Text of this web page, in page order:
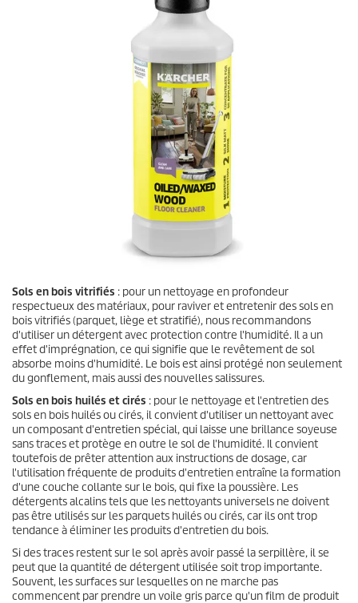
Sols en bois vitrifiés : pour un nettoyage en profondeur
respectueux des matériaux, pour raviver et entretenir des sols en
bois vitrifiés (parquet, liège et stratifié), nous recommandons
d'utiliser un détergent avec protection contre l'humidité. Il a un
effet d'imprégnation, ce qui signifie que le revêtement de sol
absorbe moins d'humidité. Le bois est ainsi protégé non seulement
du gonflement, mais aussi des nouvelles salissures.
Sols en bois huilés et cirés : pour le nettoyage et l'entretien des
sols en bois huilés ou cirés, il convient d'utiliser un nettoyant avec
un composant d'entretien spécial, qui laisse une brillance soyeuse
sans traces et protège en outre le sol de l'humidité. Il convient
toutefois de prêter attention aux instructions de dosage, car
l'utilisation fréquente de produits d'entretien entraîne la formation
d'une couche collante sur le bois, qui fixe la poussière. Les
détergents alcalins tels que les nettoyants universels ne doivent
pas être utilisés sur les parquets huilés ou cirés, car ils ont trop
tendance à éliminer les produits d'entretien du bois.
Si des traces restent sur le sol après avoir passé la serpillère, il se
peut que la quantité de détergent utilisée soit trop importante.
Souvent, les surfaces sur lesquelles on ne marche pas
commencent par prendre un voile gris parce qu'un film de produit